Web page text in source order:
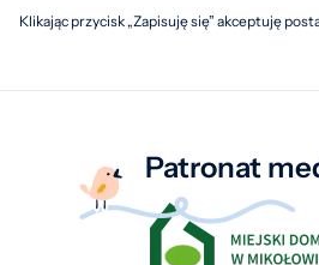
Klikając przycisk „Zapisuję się” akceptuję
Patronat